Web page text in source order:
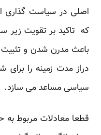
اصلی در سیاست گذاری
که تاکید بر تقویت زیر
باعث مدرن شدن و
دراز مدت زمینه را
سیاسی مساعد می سازد.
قطعا معادلات مربوط